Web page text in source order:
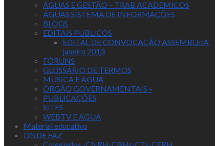
ÁGUAS E GESTÃO – TRAB ACADEMICOS
ÁGUAS SISTEMA DE INFORMAÇÕES
BLOGS
EDITAIS PUBLICOS
EDITAL DE CONVOCAÇÃO ASSEMBLEIA
janeiro 2013
FÓRUNS
GLOSSÁRIO DE TERMOS
MUSICA E AGUA
ÓRGÃO GOVERNAMENTAIS –
PUBLICAÇÕES
SITES
WEBTV E AGUA
Material educativo
ONDE FAZ